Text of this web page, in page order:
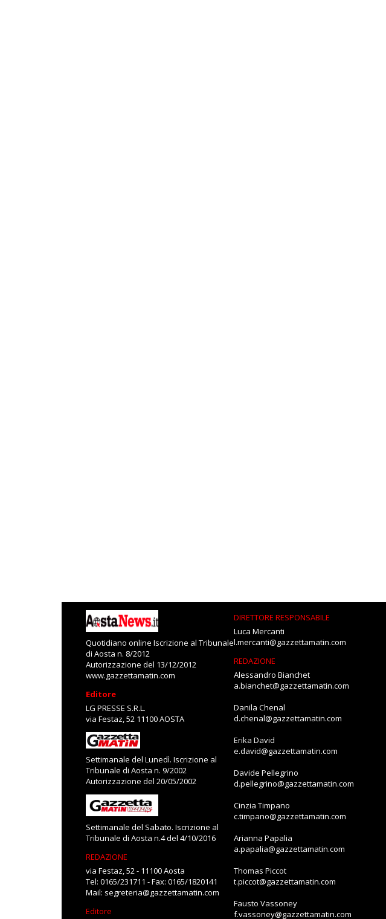
Quotidiano online Iscrizione al Tribunale
di Aosta n. 8/2012
Autorizzazione del 13/12/2012
www.gazzettamatin.com
Editore
LG PRESSE S.R.L.
via Festaz, 52 11100 AOSTA
Settimanale del Lunedì. Iscrizione al
Tribunale di Aosta n. 9/2002
Autorizzazione del 20/05/2002
Settimanale del Sabato. Iscrizione al
Tribunale di Aosta n.4 del 4/10/2016
REDAZIONE
via Festaz, 52 - 11100 Aosta
Tel: 0165/231711 - Fax: 0165/1820141
Mail: segreteria@gazzettamatin.com
Editore
DIRETTORE RESPONSABILE
Luca Mercanti
l.mercanti@gazzettamatin.com
REDAZIONE
Alessandro Bianchet
a.bianchet@gazzettamatin.com
Danila Chenal
d.chenal@gazzettamatin.com
Erika David
e.david@gazzettamatin.com
Davide Pellegrino
d.pellegrino@gazzettamatin.com
Cinzia Timpano
c.timpano@gazzettamatin.com
Arianna Papalia
a.papalia@gazzettamatin.com
Thomas Piccot
t.piccot@gazzettamatin.com
Fausto Vassoney
f.vassoney@gazzettamatin.com